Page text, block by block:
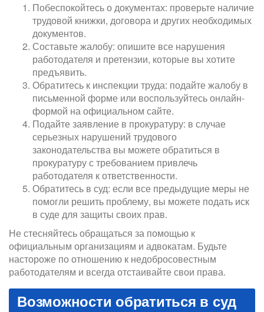
Побеспокойтесь о документах: проверьте наличие
трудовой книжки, договора и других необходимых
документов.
Составьте жалобу: опишите все нарушения
работодателя и претензии, которые вы хотите
предъявить.
Обратитесь к инспекции труда: подайте жалобу в
письменной форме или воспользуйтесь онлайн-
формой на официальном сайте.
Подайте заявление в прокуратуру: в случае
серьезных нарушений трудового
законодательства вы можете обратиться в
прокуратуру с требованием привлечь
работодателя к ответственности.
Обратитесь в суд: если все предыдущие меры не
помогли решить проблему, вы можете подать иск
в суде для защиты своих прав.
Не стесняйтесь обращаться за помощью к
официальным организациям и адвокатам. Будьте
настороже по отношению к недобросовестным
работодателям и всегда отстаивайте свои права.
Возможности обратиться в суд